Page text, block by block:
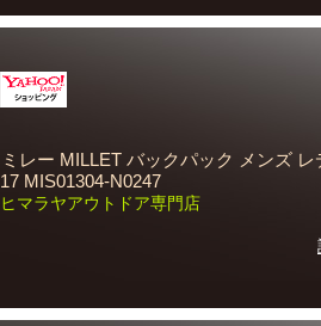
ミレー MILLET バックパック メンズ
17 MIS01304-N0247
ヒマラヤアウトドア専門店